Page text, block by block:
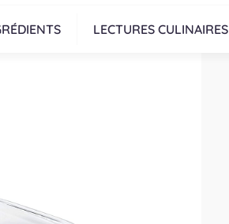
LECTURES CULINAIRES